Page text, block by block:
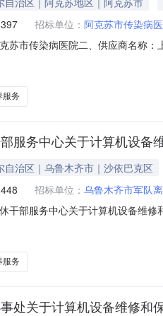
招标单位： 阿克苏市传染病
苏市传染病医院二、供应商名称
务要求或标的基本概况：七、其
服务
服务中心关于计算机设备
自治区｜乌鲁木齐市｜沙依巴克区
招标单位： 乌鲁木齐市军队
干部服务中心关于计算机设备维
号:采购计划金额（元）:项目所
服务
处关于计算机设备维修和